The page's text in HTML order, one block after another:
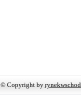
© Copyright by